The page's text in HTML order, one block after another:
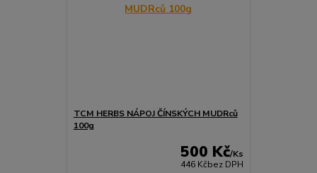
TCM HERBS NÁPOJ ČÍNSKÝCH MUDRců
100g
500 Kč/Ks
446 Kčbez DPH